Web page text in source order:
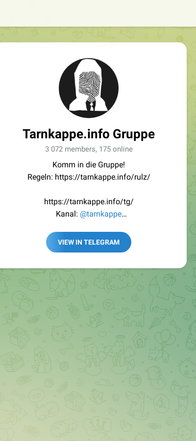
Tarnkappe.info Gruppe
3 072 members, 175 online
Komm in die Gruppe!
Regeln: https://tarnkappe.info/rulz/
https://tarnkappe.info/tg/
Kanal: @tarnkappe
Best of:@bestoftarnkappe
VIEW IN TELEGRAM